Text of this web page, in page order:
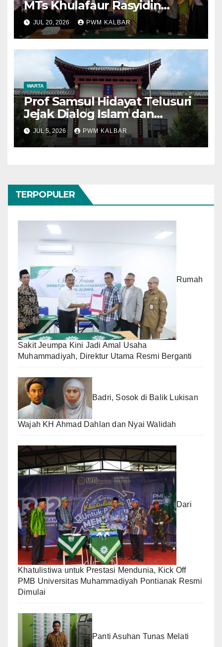
MTs Khulafaur Rasyidin
Perkuat Edukasi Hukum dan
Perlindungan Anak
JUL 20, 2026 PWM KALBAR
WARTA
Prof Samsul Hidayat Telusuri
Jejak Dialog Islam dan
Konfusianisme di Kota
Konfusius
JUL 5, 2026 PWM KALBAR
TERPOPULER
Rumah
Sakit Jeumpa Kini Jadi Amal Usaha
Muhammadiyah, Direktur Utama Resmi Berganti
Badri, Sosok di Balik Lukisan
Wajah KH Ahmad Dahlan dan Nyai Walidah
Dari
Khatulistiwa untuk Prestasi Mendunia, Kick Off
PMB Universitas Muhammadiyah Pontianak Resmi
Dimulai
Panti Asuhan Tunas Melati